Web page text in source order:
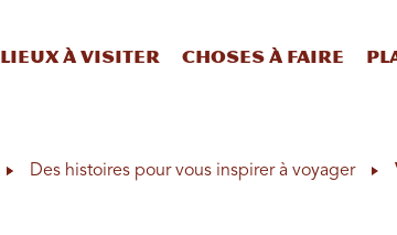
Lieux à visiter Choses à faire
Des histoires pour vous inspirer à voyager